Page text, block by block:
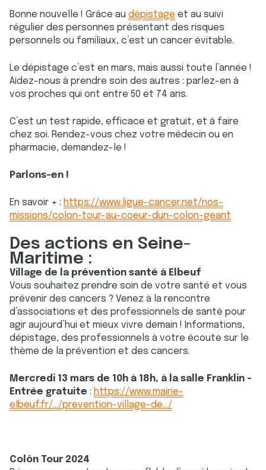
Bonne nouvelle ! Grâce au dépistage et au suivi
régulier des personnes présentant des risques
personnels ou familiaux, c’est un cancer évitable.
Le dépistage c’est en mars, mais aussi toute l’année !
Aidez-nous à prendre soin des autres : parlez-en à
vos proches qui ont entre 50 et 74 ans.
C’est un test rapide, efficace et gratuit, et à faire
chez soi. Rendez-vous chez votre médecin ou en
pharmacie, demandez-le !
Parlons-en !
En savoir + : https://www.ligue-cancer.net/nos-
missions/colon-tour-au-coeur-dun-colon-geant
Des actions en Seine-
Maritime :
Village de la prévention santé à Elbeuf
Vous souhaitez prendre soin de votre santé et vous
prévenir des cancers ? Venez à la rencontre
d’associations et des professionnels de santé pour
agir aujourd’hui et mieux vivre demain ! Informations,
dépistage, des professionnels à votre écoute sur le
thème de la prévention et des cancers.
Mercredi 13 mars de 10h à 18h, à la salle Franklin -
Entrée gratuite : https://www.mairie-
elbeuf.fr/.../prevention-village-de.../
Colôn Tour 2024